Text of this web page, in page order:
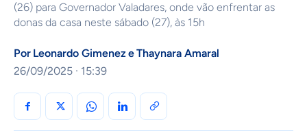
(26) para Governador Valadares, onde vão enfrentar as
donas da casa neste sábado (27), às 15h
Por Leonardo GimenezeThaynara Amaral
26/09/2025 · 15:39